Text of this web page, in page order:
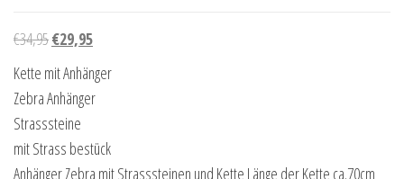
€34,95Ursprünglicher Preis war: €34,95
€29,95Aktueller Preis ist: €29,95.
Kette mit Anhänger
Zebra Anhänger
Strasssteine
mit Strass bestück
Anhänger Zebra mit Strasssteinen und Kette Länge der Kette ca.70cm